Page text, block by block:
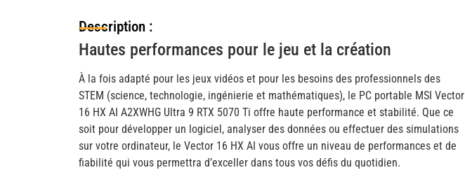
Description :
Hautes performances pour le jeu et la création
À la fois adapté pour les jeux vidéos et pour les besoins des professionnels des
STEM (science, technologie, ingénierie et mathématiques), le PC portable MSI Vector
16 HX AI A2XWHG Ultra 9 RTX 5070 Ti offre haute performance et stabilité. Que ce
soit pour développer un logiciel, analyser des données ou effectuer des simulations
sur votre ordinateur, le Vector 16 HX AI vous offre un niveau de performances et de
fiabilité qui vous permettra d’exceller dans tous vos défis du quotidien.